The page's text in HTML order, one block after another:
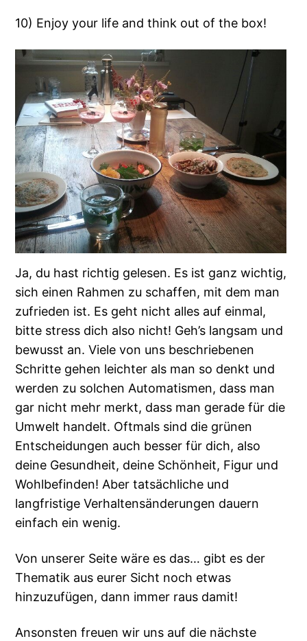
10) Enjoy your life and think out of the box!
Ja, du hast richtig gelesen. Es ist ganz wichtig,
sich einen Rahmen zu schaffen, mit dem man
zufrieden ist. Es geht nicht alles auf einmal,
bitte stress dich also nicht! Geh’s langsam und
bewusst an. Viele von uns beschriebenen
Schritte gehen leichter als man so denkt und
werden zu solchen Automatismen, dass man
gar nicht mehr merkt, dass man gerade für die
Umwelt handelt. Oftmals sind die grünen
Entscheidungen auch besser für dich, also
deine Gesundheit, deine Schönheit, Figur und
Wohlbefinden! Aber tatsächliche und
langfristige Verhaltensänderungen dauern
einfach ein wenig.
Von unserer Seite wäre es das… gibt es der
Thematik aus eurer Sicht noch etwas
hinzuzufügen, dann immer raus damit!
Ansonsten freuen wir uns auf die nächste